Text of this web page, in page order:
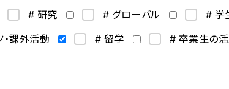
# 研究 # グローバル
# 学
課外活動 # 留学
# 卒業生の